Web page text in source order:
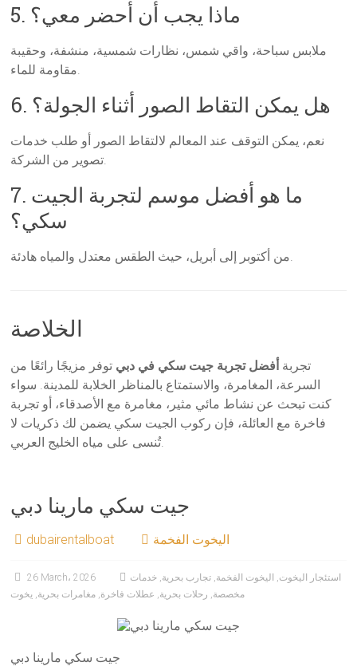
5. ماذا يجب أن أحضر معي؟
ملابس سباحة، واقي شمس، نظارات شمسية، منشفة، وحقيبة
مقاومة للماء.
6. هل يمكن التقاط الصور أثناء الجولة؟
نعم، يمكن التوقف عند المعالم لالتقاط الصور أو طلب خدمات
تصوير من الشركة.
7. ما هو أفضل موسم لتجربة الجيت
سكي؟
من أكتوبر إلى أبريل، حيث الطقس معتدل والمياه هادئة.
الخلاصة
تجربة أفضل تجربة جيت سكي في دبي توفر مزيجًا رائعًا من
السرعة، المغامرة، والاستمتاع بالمناظر الخلابة للمدينة. سواء
كنت تبحث عن نشاط مائي مثير، مغامرة مع الأصدقاء، أو تجربة
فاخرة مع العائلة، فإن ركوب الجيت سكي يضمن لك ذكريات لا
تُنسى على مياه الخليج العربي.
جيت سكي مارينا دبي
dubairentalboat اليخوت الفخمة
26 March، 2026 استئجار اليخوت, اليخوت الفخمة, تجارب بحرية, خدمات
مخصصة, رحلات بحرية, عطلات فاخرة, مغامرات بحرية, يخوت
جيت سكي مارينا دبي